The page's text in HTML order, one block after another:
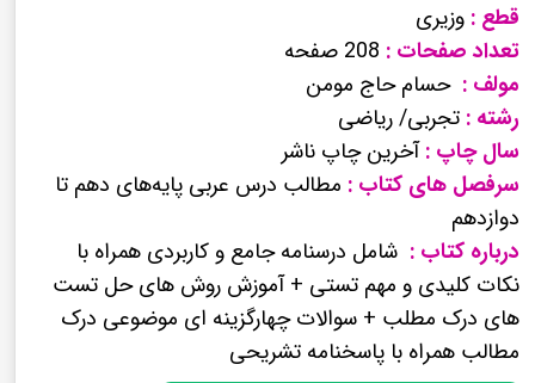
قطع : وزیری
تعداد صفحات : 208 صفحه
مولف : حسام حاج مومن
رشته : تجربی/ ریاضی
سال چاپ :آخرین چاپ ناشر
سرفصل های کتاب : مطالب درس عربی پایه‌های دهم تا
دوازدهم
درباره کتاب : شامل درسنامه جامع و کاربردی همراه با
نکات کلیدی و مهم تستی + آموزش روش های حل تست
های درک مطلب + سوالات چهارگزینه ای موضوعی درک
مطالب همراه با پاسخنامه تشریحی